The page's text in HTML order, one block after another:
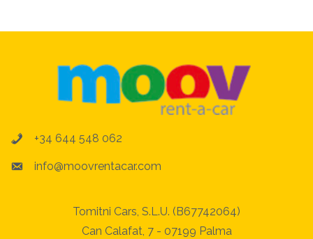
+34 644 548 062
info@moovrentacar.com
Tomitni Cars, S.L.U. (B67742064)
Can Calafat, 7 - 07199 Palma